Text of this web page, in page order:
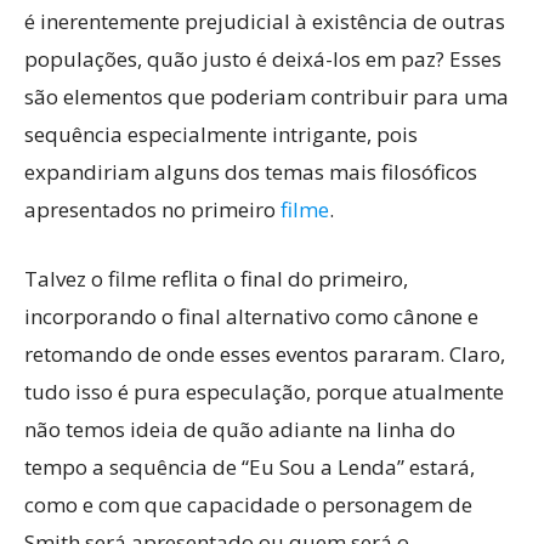
é inerentemente prejudicial à existência de outras
populações, quão justo é deixá-los em paz? Esses
são elementos que poderiam contribuir para uma
sequência especialmente intrigante, pois
expandiriam alguns dos temas mais filosóficos
apresentados no primeiro filme.
Talvez o filme reflita o final do primeiro,
incorporando o final alternativo como cânone e
retomando de onde esses eventos pararam. Claro,
tudo isso é pura especulação, porque atualmente
não temos ideia de quão adiante na linha do
tempo a sequência de “Eu Sou a Lenda” estará,
como e com que capacidade o personagem de